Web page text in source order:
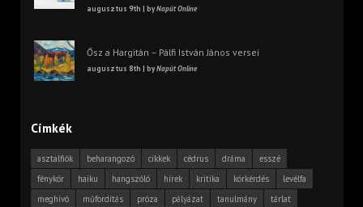
augusztus 9th | byNapút Online
Ősz a Hargitán – Pálfi István János versei
augusztus 8th | byNapút Online
Címkék
asztalfiók beharangozó cikkek cédrus dráma
esszé
fénykör
haiku hangszóló hírek kritika körkérdés
levélfa
meghívó
műfordítás próza pályázat tanulmány
tárlat